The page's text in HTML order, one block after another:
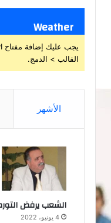
Weather
القالب > الدمج.
الأشهر
الشعب يرفض
4 يونيو، 2022